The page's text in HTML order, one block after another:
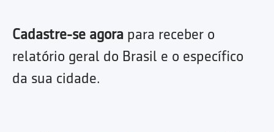
Cadastre-se agora para receber o
relatório geral do Brasil e o específico
da sua cidade.